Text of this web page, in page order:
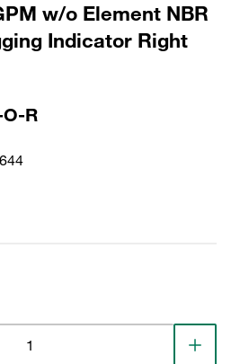
w/o Element NBR
Indicator Right
R